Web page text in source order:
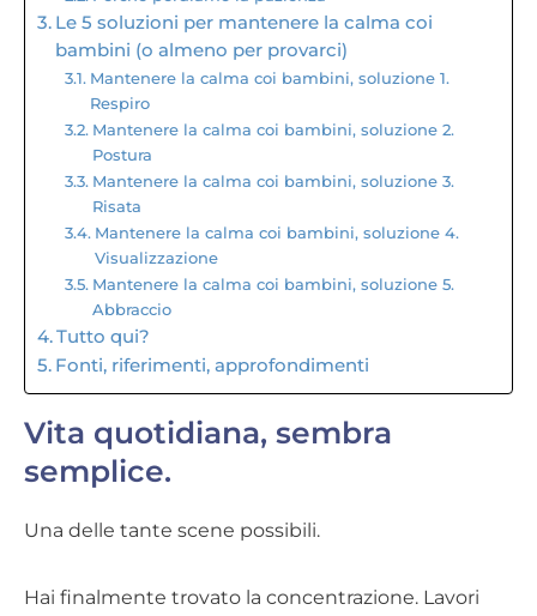
Le 5 soluzioni per mantenere la calma coi
bambini (o almeno per provarci)
Mantenere la calma coi bambini, soluzione 1.
Respiro
Mantenere la calma coi bambini, soluzione 2.
Postura
Mantenere la calma coi bambini, soluzione 3.
Risata
Mantenere la calma coi bambini, soluzione 4.
Visualizzazione
Mantenere la calma coi bambini, soluzione 5.
Abbraccio
Tutto qui?
Fonti, riferimenti, approfondimenti
Vita quotidiana, sembra
semplice.
Una delle tante scene possibili.
Hai finalmente trovato la concentrazione. Lavori